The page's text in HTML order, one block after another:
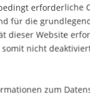
for Compliance
erforderliche
für die
dieser Website
nicht
zum